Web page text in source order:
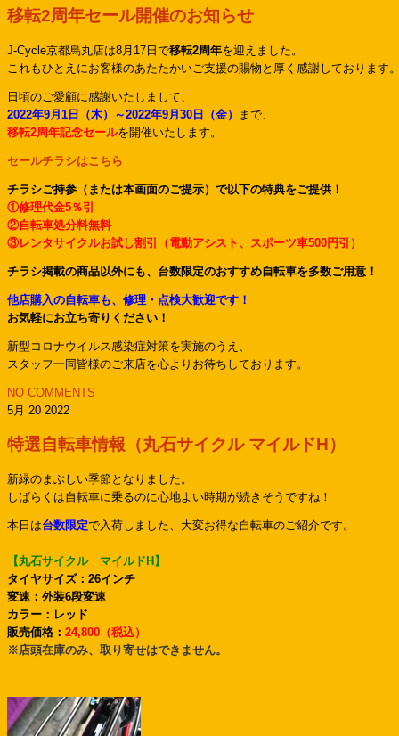
移転2周年セール開催のお知らせ
J-Cycle京都烏丸店は8月17日で移転2周年を迎えました。
これもひとえにお客様のあたたかいご支援の賜物と厚く感謝しております
日頃のご愛顧に感謝いたしまして、
2022年9月1日（木）～2022年9月30日（金）
まで、
移転2周年記念セールを開催いたします。
セールチラシはこちら
チラシご持参（または本画面のご提示）で以下の特典をご提供！
①修理代金5％引
②自転車処分料無料
③レンタサイクルお試し割引（電動アシスト、スポーツ車500円引）
チラシ掲載の商品以外にも、台数限定のおすすめ自転車を多数ご用意！
他店購入の自転車も、修理・点検大歓迎です！
お気軽にお立ち寄りください！
新型コロナウイルス感染症対策を実施のうえ、
スタッフ一同皆様のご来店を心よりお待ちしております。
NO COMMENTS
5月 20 2022
特選自転車情報（丸石サイクル マイルドH）
新緑のまぶしい季節となりました。
しばらくは自転車に乗るのに心地よい時期が続きそうですね！
本日は台数限定で入荷しました、大変お得な自転車のご紹介です。
【丸石サイクル マイルドH】
タイヤサイズ：26インチ
変速：外装6段変速
カラー：レッド
販売価格： 24,800（税込）
※店頭在庫のみ、取り寄せはできません。